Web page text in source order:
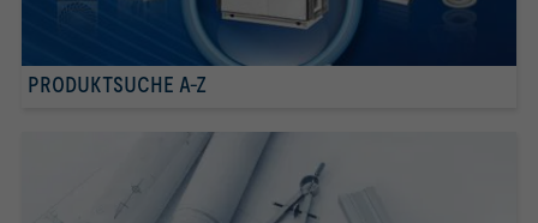
PRODUKTSUCHE A-Z